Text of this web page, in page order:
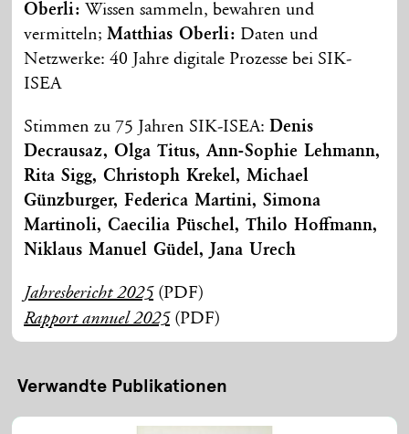
Oberli: Wissen sammeln, bewahren und
vermitteln;Matthias Oberli: Daten und
Netzwerke: 40 Jahre digitale Prozesse bei SIK-
ISEA
Stimmen zu 75 Jahren SIK-ISEA:Denis
Decrausaz, Olga Titus, Ann-Sophie Lehmann,
Rita Sigg, Christoph Krekel, Michael
Günzburger, Federica Martini, Simona
Martinoli, Caecilia Püschel, Thilo Hoffmann,
Niklaus Manuel Güdel, Jana Urech
Jahresbericht 2025 (PDF)
Rapport annuel 2025 (PDF)
Verwandte Publikationen